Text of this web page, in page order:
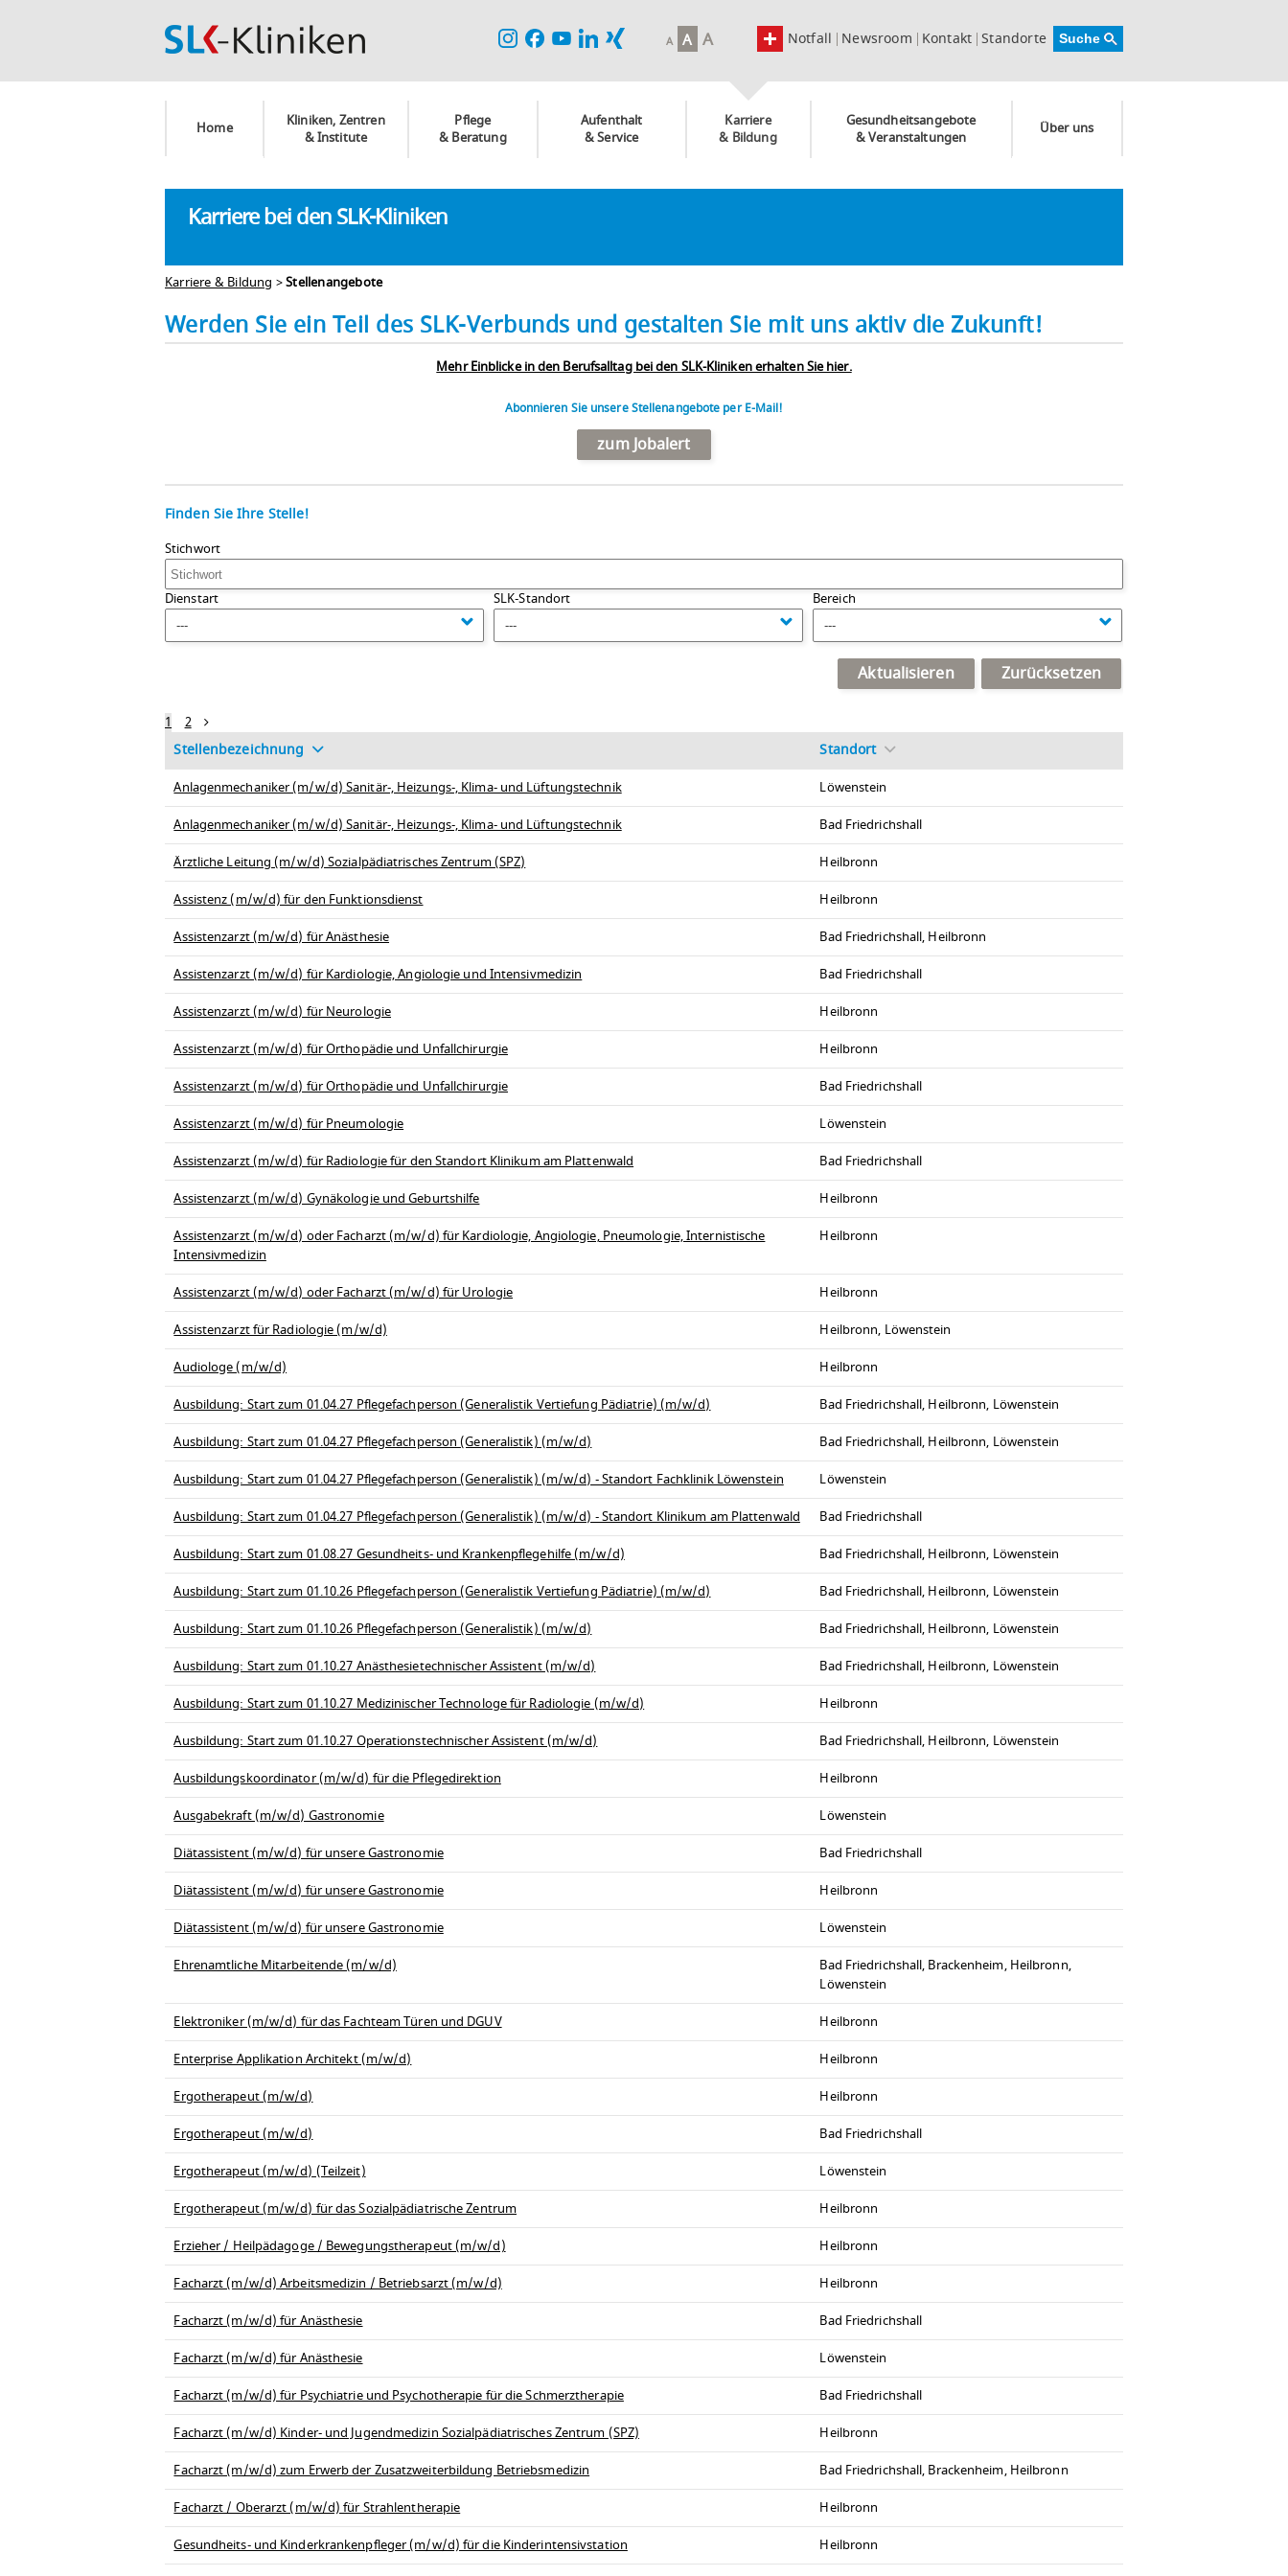
Newsroom Kontakt Standorte
Notfall
A A A
Home
Kliniken, Zentren
& Institute
Pflege
& Beratung
Aufenthalt
& Service
Karriere
& Bildung
Gesundheitsangebote
& Veranstaltungen
Über uns
Karriere bei den SLK-Kliniken
Karriere & Bildung >Stellenangebote
Werden Sie ein Teil des SLK-Verbunds und gestalten Sie mit uns aktiv die Zukunft!
Mehr Einblicke in den Berufsalltag bei den SLK-Kliniken erhalten Sie hier.
Abonnieren Sie unsere Stellenangebote per E-Mail!
zum Jobalert
Finden Sie Ihre Stelle!
Stichwort
Dienstart
---
SLK-Standort
---
Bereich
---
Aktualisieren Zurücksetzen
1
2
Stellenbezeichnung
Standort
Anlagenmechaniker (m/w/d) Sanitär-, Heizungs-, Klima- und Lüftungstechnik
Löwenstein
Anlagenmechaniker (m/w/d) Sanitär-, Heizungs-, Klima- und Lüftungstechnik
Bad Friedrichshall
Ärztliche Leitung (m/w/d) Sozialpädiatrisches Zentrum (SPZ)
Heilbronn
Assistenz (m/w/d) für den Funktionsdienst
Heilbronn
Assistenzarzt (m/w/d) für Anästhesie
Bad Friedrichshall, Heilbronn
Assistenzarzt (m/w/d) für Kardiologie, Angiologie und Intensivmedizin
Bad Friedrichshall
Assistenzarzt (m/w/d) für Neurologie
Heilbronn
Assistenzarzt (m/w/d) für Orthopädie und Unfallchirurgie
Heilbronn
Assistenzarzt (m/w/d) für Orthopädie und Unfallchirurgie
Bad Friedrichshall
Assistenzarzt (m/w/d) für Pneumologie
Löwenstein
Assistenzarzt (m/w/d) für Radiologie für den Standort Klinikum am Plattenwald
Bad Friedrichshall
Assistenzarzt (m/w/d) Gynäkologie und Geburtshilfe
Heilbronn
Assistenzarzt (m/w/d) oder Facharzt (m/w/d) für Kardiologie, Angiologie, Pneumologie, Internistische
Intensivmedizin
Heilbronn
Assistenzarzt (m/w/d) oder Facharzt (m/w/d) für Urologie
Heilbronn
Assistenzarzt für Radiologie (m/w/d)
Heilbronn, Löwenstein
Audiologe (m/w/d)
Heilbronn
Ausbildung: Start zum 01.04.27 Pflegefachperson (Generalistik Vertiefung Pädiatrie) (m/w/d)
Bad Friedrichshall, Heilbronn, Löwenstein
Ausbildung: Start zum 01.04.27 Pflegefachperson (Generalistik) (m/w/d)
Bad Friedrichshall, Heilbronn, Löwenstein
Ausbildung: Start zum 01.04.27 Pflegefachperson (Generalistik) (m/w/d) - Standort Fachklinik Löwenstein
Löwenstein
Ausbildung: Start zum 01.04.27 Pflegefachperson (Generalistik) (m/w/d) - Standort Klinikum am Plattenwald
Bad Friedrichshall
Ausbildung: Start zum 01.08.27 Gesundheits- und Krankenpflegehilfe (m/w/d)
Bad Friedrichshall, Heilbronn, Löwenstein
Ausbildung: Start zum 01.10.26 Pflegefachperson (Generalistik Vertiefung Pädiatrie) (m/w/d)
Bad Friedrichshall, Heilbronn, Löwenstein
Ausbildung: Start zum 01.10.26 Pflegefachperson (Generalistik) (m/w/d)
Bad Friedrichshall, Heilbronn, Löwenstein
Ausbildung: Start zum 01.10.27 Anästhesietechnischer Assistent (m/w/d)
Bad Friedrichshall, Heilbronn, Löwenstein
Ausbildung: Start zum 01.10.27 Medizinischer Technologe für Radiologie (m/w/d)
Heilbronn
Ausbildung: Start zum 01.10.27 Operationstechnischer Assistent (m/w/d)
Bad Friedrichshall, Heilbronn, Löwenstein
Ausbildungskoordinator (m/w/d) für die Pflegedirektion
Heilbronn
Ausgabekraft (m/w/d) Gastronomie
Löwenstein
Diätassistent (m/w/d) für unsere Gastronomie
Bad Friedrichshall
Diätassistent (m/w/d) für unsere Gastronomie
Heilbronn
Diätassistent (m/w/d) für unsere Gastronomie
Löwenstein
Ehrenamtliche Mitarbeitende (m/w/d)
Bad Friedrichshall, Brackenheim, Heilbronn,
Löwenstein
Elektroniker (m/w/d) für das Fachteam Türen und DGUV
Heilbronn
Enterprise Applikation Architekt (m/w/d)
Heilbronn
Ergotherapeut (m/w/d)
Heilbronn
Ergotherapeut (m/w/d)
Bad Friedrichshall
Ergotherapeut (m/w/d) (Teilzeit)
Löwenstein
Ergotherapeut (m/w/d) für das Sozialpädiatrische Zentrum
Heilbronn
Erzieher / Heilpädagoge / Bewegungstherapeut (m/w/d)
Heilbronn
Facharzt (m/w/d) Arbeitsmedizin / Betriebsarzt (m/w/d)
Heilbronn
Facharzt (m/w/d) für Anästhesie
Bad Friedrichshall
Facharzt (m/w/d) für Anästhesie
Löwenstein
Facharzt (m/w/d) für Psychiatrie und Psychotherapie für die Schmerztherapie
Bad Friedrichshall
Facharzt (m/w/d) Kinder- und Jugendmedizin Sozialpädiatrisches Zentrum (SPZ)
Heilbronn
Facharzt (m/w/d) zum Erwerb der Zusatzweiterbildung Betriebsmedizin
Bad Friedrichshall, Brackenheim, Heilbronn
Facharzt / Oberarzt (m/w/d) für Strahlentherapie
Heilbronn
Gesundheits- und Kinderkrankenpfleger (m/w/d) für die Kinderintensivstation
Heilbronn